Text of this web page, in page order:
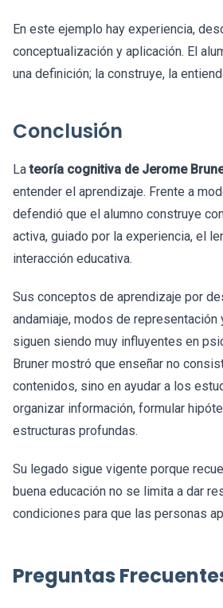
En este ejemplo hay experiencia,
conceptualización y aplicación. El
una definición; la construye, la
Conclusión
Lateoría cognitiva de Jerome
entender el aprendizaje. Frente a
defendió que el alumno construye
activa, guiado por la experiencia, el
interacción educativa.
Sus conceptos de aprendizaje por
andamiaje, modos de representación
siguen siendo muy influyentes en
Bruner mostró que enseñar no
contenidos, sino en ayudar a los
organizar información, formular
estructuras profundas.
Su legado sigue vigente porque
buena educación no se limita a dar
condiciones para que las personas
Preguntas